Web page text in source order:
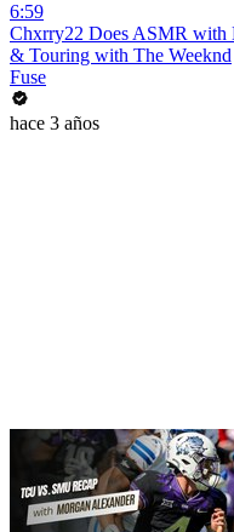
6:59
Chxrry22 Does ASMR with
& Touring with The Weeknd
Fuse
hace 3 años